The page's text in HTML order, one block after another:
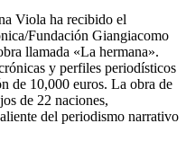
Viola ha recibido el
Fundación Giangiacomo
llamada «La hermana».
y perfiles periodísticos
de 10,000 euros. La obra de
de 22 naciones,
del periodismo narrativo